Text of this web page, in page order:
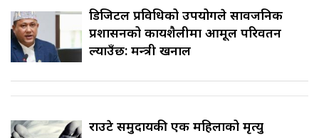
डिजिटल प्रविधिको उपयोगले सार्वजनिक
प्रशासनको कार्यशैलीमा आमूल परिवर्तन
ल्याउँछ: मन्त्री खनाल
राउटे समुदायकी एक महिलाको मृत्यु